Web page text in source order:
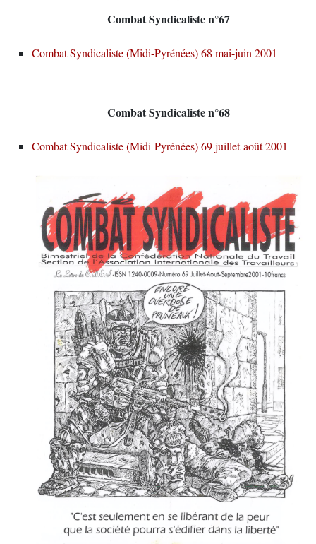
Combat Syndicaliste n°67
Combat Syndicaliste (Midi-Pyrénées) 68 mai-juin 2001
Combat Syndicaliste n°68
Combat Syndicaliste (Midi-Pyrénées) 69 juillet-août 2001